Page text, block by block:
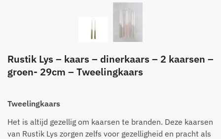
Rustik Lys – kaars – dinerkaars – 2 kaarsen –
groen- 29cm – Tweelingkaars
Tweelingkaars
Het is altijd gezellig om kaarsen te branden. Deze kaarsen
van Rustik Lys zorgen zelfs voor gezelligheid en pracht als